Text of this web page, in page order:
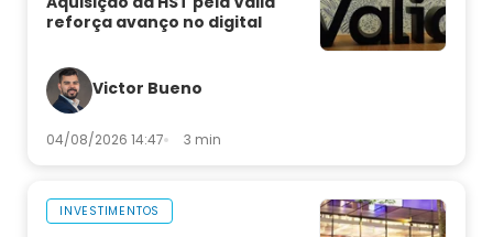
reforça avanço no digital
Victor Bueno
04/08/2026 14:47 3 min
INVESTIMENTOS